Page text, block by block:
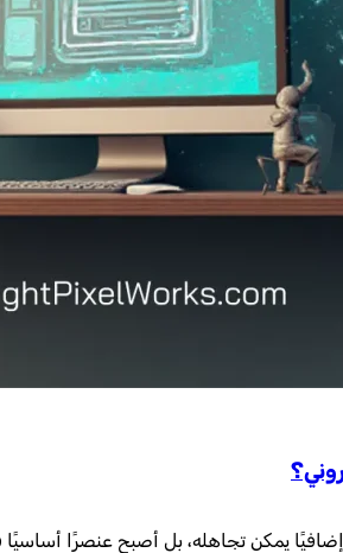
إضافيًا يمكن تجاهله، بل أصبح عنصرًا